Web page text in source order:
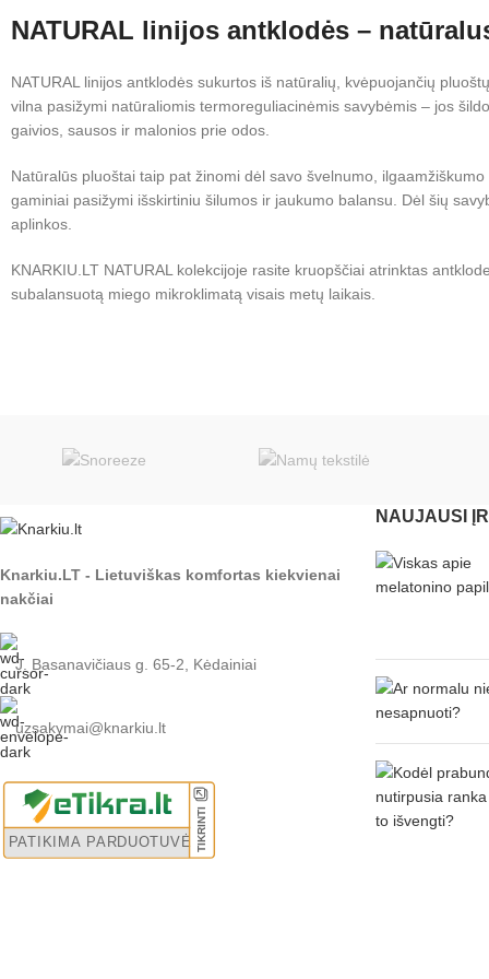
NATURAL linijos antklodės –
NATURAL linijos antklodės sukurtos iš natūralių, kvėpuojančių
vilna pasižymi natūraliomis termoreguliacinėmis savybėmis – jos
gaivios, sausos ir malonios prie odos.
Natūralūs pluoštai taip pat žinomi dėl savo švelnumo,
gaminiai pasižymi išskirtiniu šilumos ir jaukumo balansu. Dėl šių
aplinkos.
KNARKIU.LT NATURAL kolekcijoje rasite kruopščiai atrinktas
subalansuotą miego mikroklimatą visais metų laikais.
Knarkiu.LT - Lietuviškas komfortas kiekvienai
nakčiai
J. Basanavičiaus g. 65-2, Kėdainiai
uzsakymai@knarkiu.lt
NAUJAUSI